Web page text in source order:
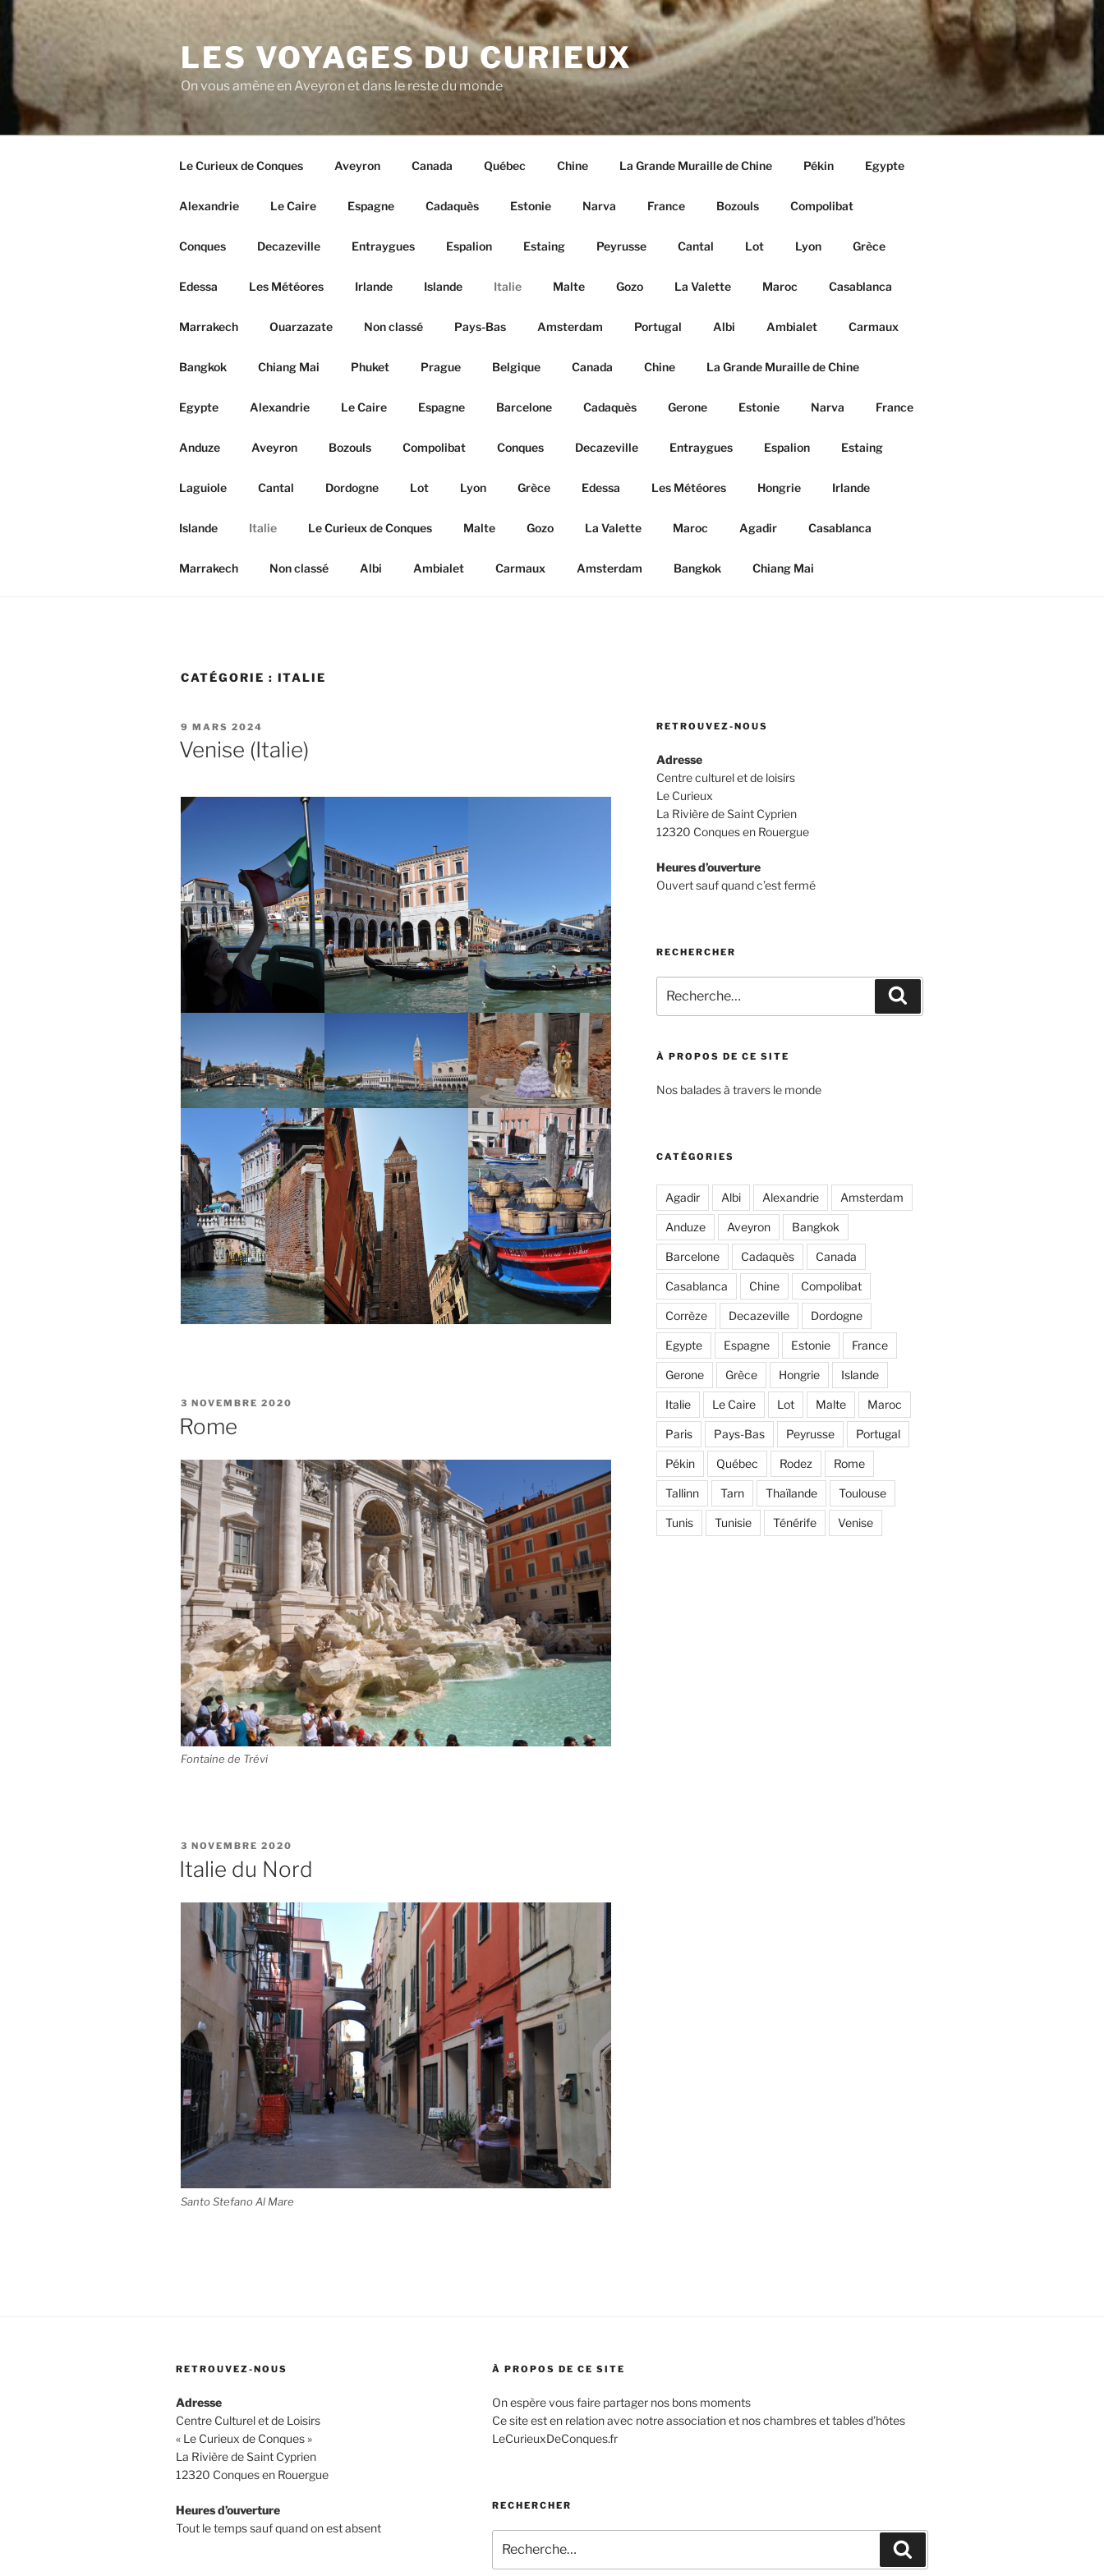
au
contenu
principal
LES VOYAGES DU CURIEUX
On vous amène en Aveyron et dans le reste du monde
Le Curieux de Conques Aveyron Canada Québec Chine La Grande Muraille de Chine Pékin Egypte
Alexandrie Le Caire Espagne Cadaquès Estonie Narva France Bozouls Compolibat
Conques Decazeville Entraygues Espalion Estaing Peyrusse Cantal Lot Lyon Grèce
Edessa Les Météores Irlande Islande Italie Malte Gozo La Valette Maroc Casablanca
Marrakech Ouarzazate Non classé Pays-Bas Amsterdam Portugal Albi Ambialet Carmaux
Bangkok Chiang Mai Phuket Prague Belgique Canada Chine La Grande Muraille de Chine
Egypte Alexandrie Le Caire Espagne Barcelone Cadaquès Gerone Estonie Narva France
Anduze Aveyron Bozouls Compolibat Conques Decazeville Entraygues Espalion Estaing
Laguiole Cantal Dordogne Lot Lyon Grèce Edessa Les Météores Hongrie Irlande
Islande Italie Le Curieux de Conques Malte Gozo La Valette Maroc Agadir Casablanca
Marrakech Non classé Albi Ambialet Carmaux Amsterdam Bangkok Chiang Mai
CATÉGORIE : ITALIE
PUBLIÉ
LE
9 MARS 2024
Venise (Italie)
PUBLIÉ
LE
3 NOVEMBRE 2020
Rome
Fontaine de Trévi
PUBLIÉ
LE
3 NOVEMBRE 2020
Italie du Nord
Santo Stefano Al Mare
RETROUVEZ-NOUS
Adresse
Centre culturel et de loisirs
Le Curieux
La Rivière de Saint Cyprien
12320 Conques en Rouergue
Heures d’ouverture
Ouvert sauf quand c’est fermé
RECHERCHER
pour
:
À PROPOS DE CE SITE
Nos balades à travers le monde
CATÉGORIES
Agadir Albi Alexandrie Amsterdam
Anduze Aveyron Bangkok
Barcelone Cadaquès Canada
Casablanca Chine Compolibat
Corrèze Decazeville Dordogne
Egypte Espagne Estonie France
Gerone Grèce Hongrie Islande
Italie Le Caire Lot Malte Maroc
Paris Pays-Bas Peyrusse Portugal
Pékin Québec Rodez Rome
Tallinn Tarn Thaïlande Toulouse
Tunis Tunisie Ténérife Venise
RETROUVEZ-NOUS
Adresse
Centre Culturel et de Loisirs
« Le Curieux de Conques »
La Rivière de Saint Cyprien
12320 Conques en Rouergue
Heures d’ouverture
Tout le temps sauf quand on est absent
À PROPOS DE CE SITE
On espère vous faire partager nos bons moments
Ce site est en relation avec notre association et nos chambres et tables d’hôtes
LeCurieuxDeConques.fr
RECHERCHER
pour